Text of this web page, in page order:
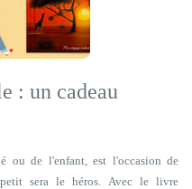
: un cadeau
ou de l'enfant, est l'occasion de
sera le héros. Avec le livre